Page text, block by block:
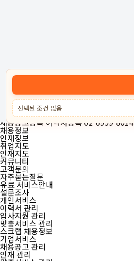
채용공고등록
이력서등록
02-6959-8014
채용공고등록이력서등록02-6959-8014
채용정보
인재정보
취업지도
인재지도
커뮤니티
고객문의
자주묻는질문
유료 서비스안내
설문조사
개인서비스
이력서 관리
입사지원 관리
맞춤서비스 관리
스크랩 채용정보
기업서비스
채용공고 관리
인재 관리
선택된 조건 없음